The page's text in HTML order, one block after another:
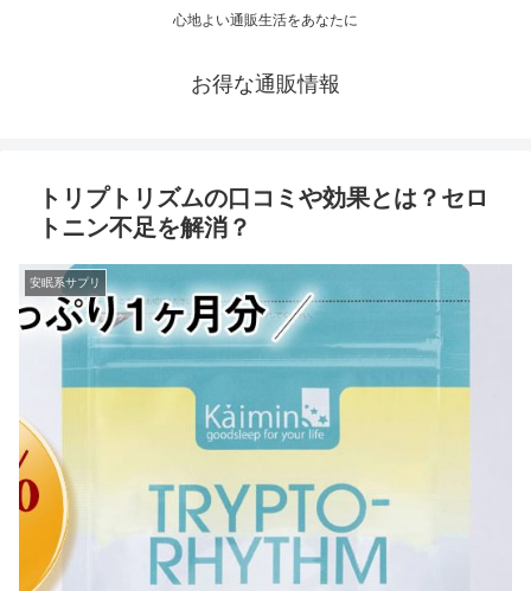
心地よい通販生活をあなたに
お得な通販情報
トリプトリズムの口コミや効果とは？セロ
トニン不足を解消？
安眠系サプリ